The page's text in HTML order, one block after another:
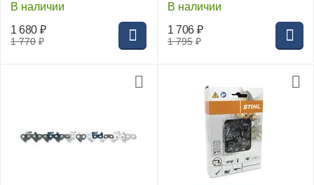
В наличии
1 770 ₽
1 680 ₽
В наличии
1 795 ₽
1 706 ₽